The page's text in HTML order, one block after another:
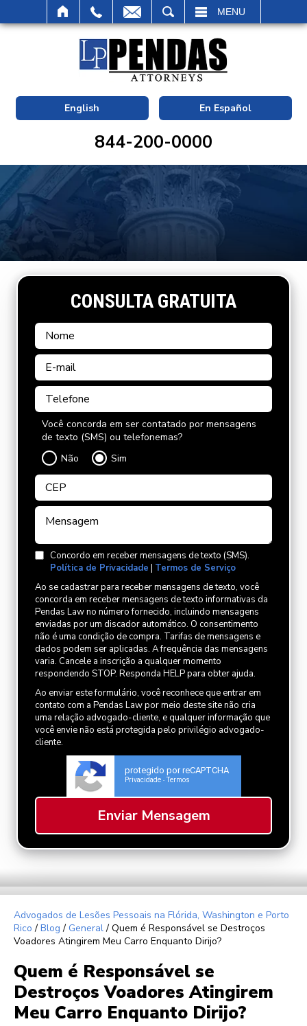
MENU
English En Español
844-200-0000
CONSULTA GRATUITA
Você concorda em ser contatado por mensagens
de texto (SMS) ou telefonemas?
Não
Sim
Concordo em receber mensagens de texto (SMS).
Política de Privacidade | Termos de Serviço
Ao se cadastrar para receber mensagens de texto, você
concorda em receber mensagens de texto informativas da
Pendas Law no número fornecido, incluindo mensagens
enviadas por um discador automático. O consentimento
não é uma condição de compra. Tarifas de mensagens e
dados podem ser aplicadas. A frequência das mensagens
varia. Cancele a inscrição a qualquer momento
respondendo STOP. Responda HELP para obter ajuda.
Ao enviar este formulário, você reconhece que entrar em
contato com a Pendas Law por meio deste site não cria
uma relação advogado-cliente, e qualquer informação que
você envie não está protegida pelo privilégio advogado-
cliente.
protegido por reCAPTCHA
Privacidade - Termos
Advogados de Lesões Pessoais na Flórida, Washington e Porto
Rico / Blog / General/ Quem é Responsável se Destroços
Voadores Atingirem Meu Carro Enquanto Dirijo?
Quem é Responsável se
Destroços Voadores Atingirem
Meu Carro Enquanto Dirijo?